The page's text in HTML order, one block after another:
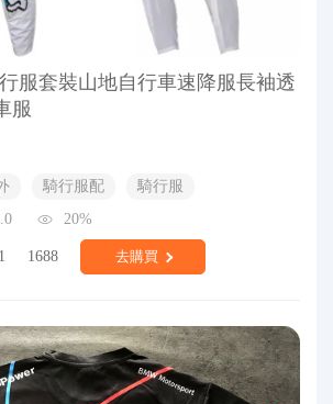
服套裝山地自行車速降服長袖透
服
騎行服配
騎行服
20%
1688 去購買